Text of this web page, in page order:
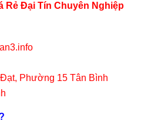
Rẻ Đại Tín Chuyên Nghiệp
Phường 15 Tân Bình